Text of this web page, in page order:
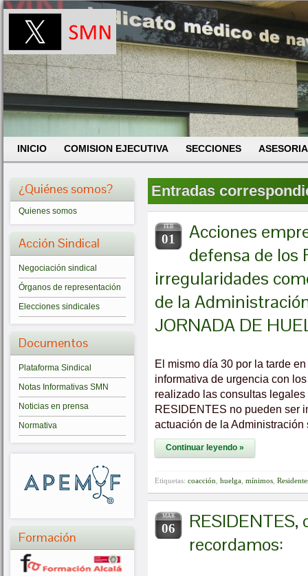
INICIO COMISION EJECUTIVA SECCIONES
¿Quiénes somos?
Quienes somos
Acción Sindical
Negociación sindical
Órganos de representación
Elecciones sindicales
Documentos
Plataforma Sindical
Notas Informativas SMN
Noticias en prensa
Normativa
Formación
Entradas
FEB
01
Acciones
defensa de los
irregularidades
de la
JORNADA DE
El mismo día 30 por la tarde
informativa de urgencia con
realizado las consultas
RESIDENTES no pueden ser
actuación de la
Continuar leyendo »
Etiquetas: coacción huelga mínimos
MAR
06
RESIDENTES,
recordamos: